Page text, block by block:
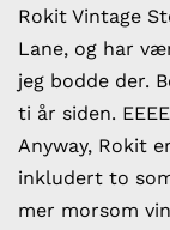
Rokit Vintage
Lane, og har
jeg bodde der.
ti år siden.
Anyway, Rokit
inkludert to
mer morsom